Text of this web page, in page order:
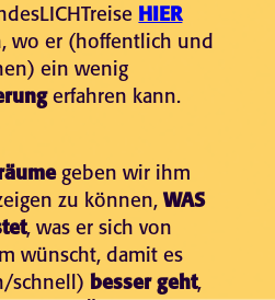
HIER
wo er (hoffentlich und
ein wenig
erfahren kann.
geben wir ihm
zu können,WAS
, was er sich von
wünscht, damit es
schnell) besser geht,